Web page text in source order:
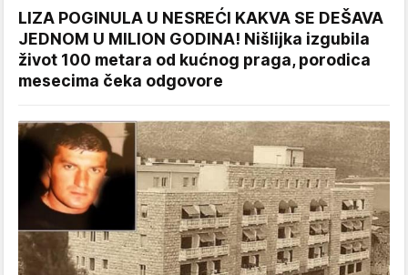
LIZA POGINULA U NESREĆI KAKVA SE DEŠAVA
JEDNOM U MILION GODINA! Nišlijka izgubila
život 100 metara od kućnog praga, porodica
mesecima čeka odgovore